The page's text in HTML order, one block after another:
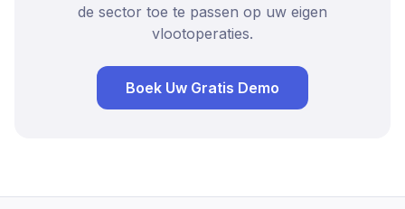
de sector toe te passen op uw eigen
vlootoperaties.
Boek Uw Gratis Demo